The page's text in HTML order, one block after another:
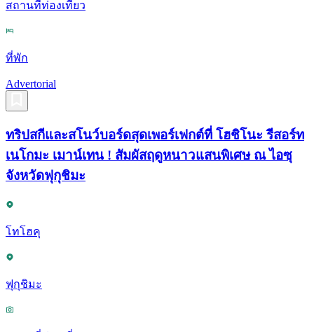
สถานที่ท่องเที่ยว
ที่พัก
Advertorial
ทริปสกีและสโนว์บอร์ดสุดเพอร์เฟกต์ที่ โฮชิโนะ รีสอร์ท
เนโกมะ เมาน์เทน ! สัมผัสฤดูหนาวแสนพิเศษ ณ ไอซุ
จังหวัดฟุกุชิมะ
โทโฮคุ
ฟุกุชิมะ